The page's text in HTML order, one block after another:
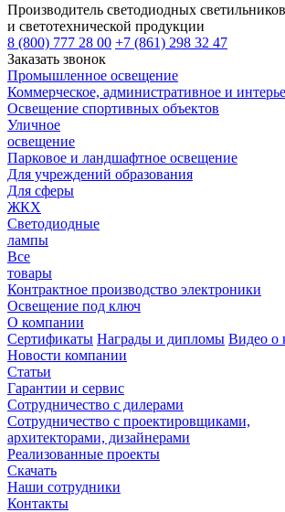
Производитель светодиодных светильников
и светотехнической продукции
8 (800) 777 28 00 +7 (861) 298 32 47
Заказать звонок
Промышленное освещение
Коммерческое, административное и
Освещение спортивных объектов
Уличное
освещение
Парковое и ландшафтное освещение
Для учреждений образования
Для сферы
ЖКХ
Светодиодные
лампы
Все
товары
Контрактное производство электроники
Освещение под ключ
О компании
Сертификаты Награды и дипломы Видео о
Новости компании
Статьи
Гарантии и сервис
Сотрудничество с дилерами
Сотрудничество с проектировщиками,
архитекторами, дизайнерами
Реализованные проекты
Скачать
Наши сотрудники
Контакты